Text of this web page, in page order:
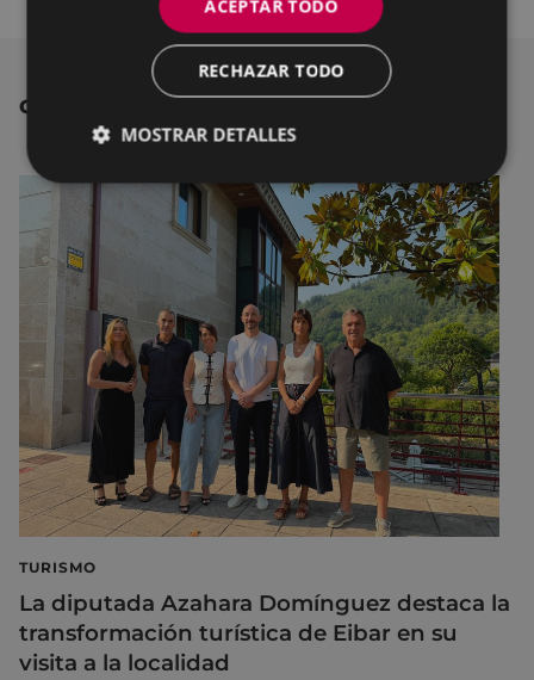
OTRAS NOTICIAS
TURISMO
La diputada Azahara Domínguez destaca la
transformación turística de Eibar en su
visita a la localidad
ACEPTAR TODO
RECHAZAR TODO
MOSTRAR DETALLES